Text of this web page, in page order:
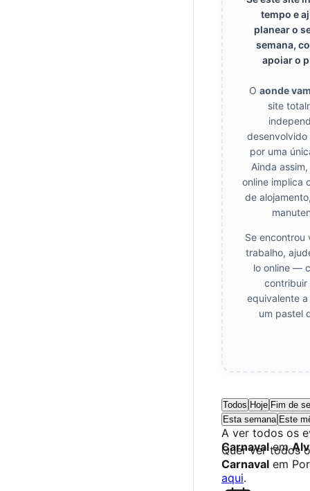
tempo e
planear o
semana,
apoiar o
O aonde
site
desenvolvido
por uma
Ainda
online implica
de
Se encontrou
trabalho,
lo online —
contribuir
equivalente
um pastel
Todos Hoje Fim de
Esta semana Este
A ver todos os
Carnavalem
Quer ver todos
Carnaval em
aqui.